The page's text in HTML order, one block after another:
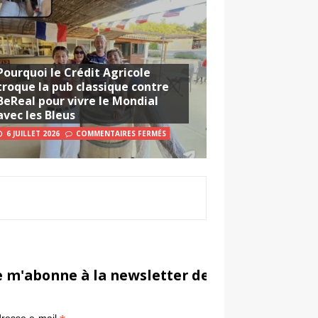
le Crédit Agricole
la pub classique contre
pour vivre le Mondial
les Bleus
6 JUILLET 2026 COMMENTAIRES FERMÉS
m'abonne à la newsletter de